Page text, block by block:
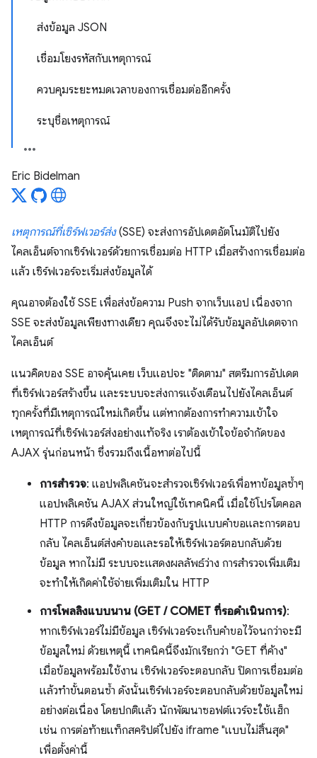
ส่งข้อมูล JSON
เชื่อมโยงรหัสกับเหตุการณ์
ควบคุมระยะหมดเวลาของการเชื่อมต่ออีกครั้ง
ระบุชื่อเหตุการณ์
Eric Bidelman
เหตุการณ์ที่เซิร์ฟเวอร์ส่ง(SSE) จะส่งการอัปเดตอัตโนมัติไปยัง
ไคลเอ็นต์จากเซิร์ฟเวอร์ด้วยการเชื่อมต่อ HTTP เมื่อสร้างการเชื่อมต่อ
แล้ว เซิร์ฟเวอร์จะเริ่มส่งข้อมูลได้
คุณอาจต้องใช้ SSE เพื่อส่งข้อความ Push จากเว็บแอป เนื่องจาก
SSE จะส่งข้อมูลเพียงทางเดียว คุณจึงจะไม่ได้รับข้อมูลอัปเดตจาก
ไคลเอ็นต์
แนวคิดของ SSE อาจคุ้นเคย เว็บแอปจะ "ติดตาม" สตรีมการอัปเดต
ที่เซิร์ฟเวอร์สร้างขึ้น และระบบจะส่งการแจ้งเตือนไปยังไคลเอ็นต์
ทุกครั้งที่มีเหตุการณ์ใหม่เกิดขึ้น แต่หากต้องการทําความเข้าใจ
เหตุการณ์ที่เซิร์ฟเวอร์ส่งอย่างแท้จริง เราต้องเข้าใจข้อจํากัดของ
AJAX รุ่นก่อนหน้า ซึ่งรวมถึงเนื้อหาต่อไปนี้
การสำรวจ: แอปพลิเคชันจะสำรวจเซิร์ฟเวอร์เพื่อหาข้อมูลซ้ำๆ
แอปพลิเคชัน AJAX ส่วนใหญ่ใช้เทคนิคนี้ เมื่อใช้โปรโตคอล
HTTP การดึงข้อมูลจะเกี่ยวข้องกับรูปแบบคำขอและการตอบ
กลับ ไคลเอ็นต์ส่งคําขอและรอให้เซิร์ฟเวอร์ตอบกลับด้วย
ข้อมูล หากไม่มี ระบบจะแสดงผลลัพธ์ว่าง การสำรวจเพิ่มเติม
จะทำให้เกิดค่าใช้จ่ายเพิ่มเติมใน HTTP
การโพลลิงแบบนาน (GET / COMET ที่รอดำเนินการ):
หากเซิร์ฟเวอร์ไม่มีข้อมูล เซิร์ฟเวอร์จะเก็บคำขอไว้จนกว่าจะมี
ข้อมูลใหม่ ด้วยเหตุนี้ เทคนิคนี้จึงมักเรียกว่า "GET ที่ค้าง"
เมื่อข้อมูลพร้อมใช้งาน เซิร์ฟเวอร์จะตอบกลับ ปิดการเชื่อมต่อ
แล้วทำขั้นตอนซ้ำ ดังนั้นเซิร์ฟเวอร์จะตอบกลับด้วยข้อมูลใหม่
อย่างต่อเนื่อง โดยปกติแล้ว นักพัฒนาซอฟต์แวร์จะใช้แฮ็ก
เช่น การต่อท้ายแท็กสคริปต์ไปยัง iframe "แบบไม่สิ้นสุด"
เพื่อตั้งค่านี้